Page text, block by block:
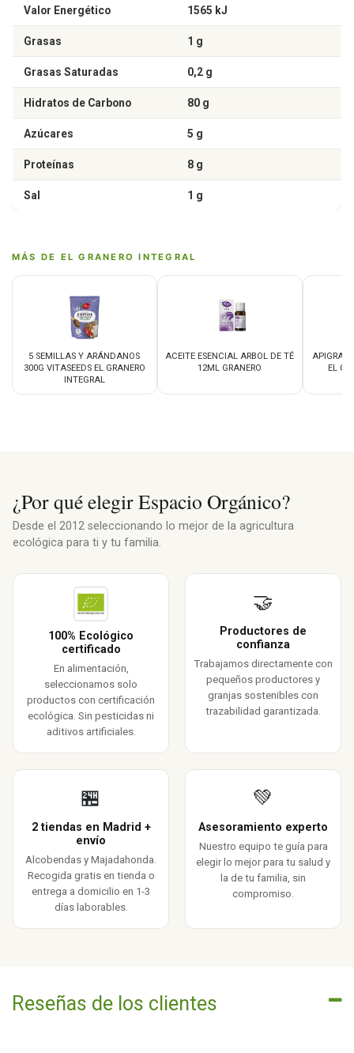
Valor Energético 1565 kJ
Grasas 1 g
Grasas Saturadas 0,2 g
Hidratos de Carbono 80 g
Azúcares 5 g
Proteínas 8 g
Sal 1 g
MÁS DE EL GRANERO INTEGRAL
5 SEMILLAS Y ARÁNDANOS
300G VITASEEDS EL GRANERO
INTEGRAL
ACEITE ESENCIAL ARBOL DE TÉ
12ML GRANERO
APIGRAN
EL
¿Por qué elegir Espacio Orgánico?
Desde el 2012 seleccionando lo mejor de la agricultura
ecológica para ti y tu familia.
100% Ecológico
certificado
En alimentación,
seleccionamos solo
productos con certificación
ecológica. Sin pesticidas ni
aditivos artificiales.
🤝
Productores de
confianza
Trabajamos directamente con
pequeños productores y
granjas sostenibles con
trazabilidad garantizada.
🏪
2 tiendas en Madrid +
envío
Alcobendas y Majadahonda.
Recogida gratis en tienda o
entrega a domicilio en 1-3
días laborables.
💚
Asesoramiento experto
Nuestro equipo te guía para
elegir lo mejor para tu salud y
la de tu familia, sin
compromiso.
Reseñas de los clientes